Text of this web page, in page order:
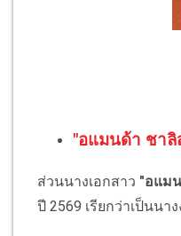
"อแมนด้า ชาลิ
ส่วนนางเอกสาว "อแม
ปี 2569 เรียกว่าเป็นน